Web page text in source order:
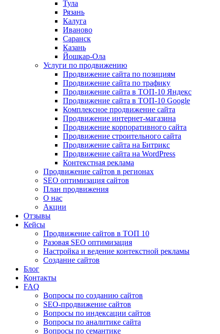
Тула
Рязань
Калуга
Иваново
Саранск
Казань
Йошкар-Ола
Услуги по продвижению
Продвижение сайта по позициям
Продвижение сайта по трафику
Продвижение сайта в ТОП-10 Яндекс
Продвижение сайта в ТОП-10 Google
Комплексное продвижение сайта
Продвижение интернет-магазина
Продвижение корпоративного сайта
Продвижение строительного сайта
Продвижение сайта на Битрикс
Продвижение сайта на WordPress
Контекстная реклама
Продвижение сайтов в регионах
SEO оптимизация сайтов
План продвижения
О нас
Акции
Отзывы
Кейсы
Продвижение сайтов в ТОП 10
Разовая SEO оптимизация
Настройка и ведение контекстной рекламы
Создание сайтов
Блог
Контакты
FAQ
Вопросы по созданию сайтов
SEO-продвижение сайтов
Вопросы по индексации сайтов
Вопросы по аналитике сайта
Вопросы по семантике